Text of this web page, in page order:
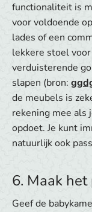
functionaliteit is
voor voldoende
lades of een
lekkere stoel
verduisterende
slapen (bron:
de meubels is
rekening mee als
opdoet. Je kunt
natuurlijk ook
6. Maak
Geef de